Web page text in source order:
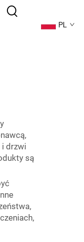
PL
i drzwi
są